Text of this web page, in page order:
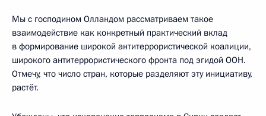
Мы с господином Олландом рассматриваем такое
взаимодействие как конкретный практический вклад
в формирование широкой антитеррористической коалиции,
широкого антитеррористического фронта под эгидой ООН.
Отмечу, что число стран, которые разделяют эту инициативу,
растёт.